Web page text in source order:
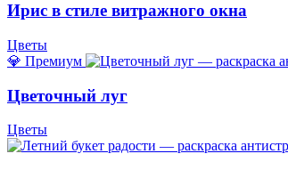
Ирис в стиле витражного окна
Цветы
💎 Премиум
Цветочный луг
Цветы